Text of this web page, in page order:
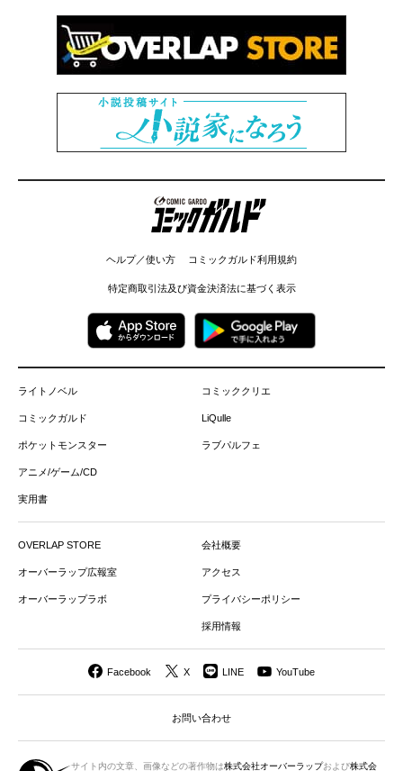
コミックガルド
ヘルプ／使い方 コミックガルド利用規約
特定商取引法及び資金決済法に基づく表示
ライトノベル
コミックガルド
ポケットモンスター
アニメ/ゲーム/CD
実用書
コミッククリエ
LiQulle
ラブパルフェ
OVERLAP STORE
オーバーラップ広報室
オーバーラップラボ
会社概要
アクセス
プライバシーポリシー
採用情報
Facebook X LINE YouTube
お問い合わせ
サイト内の文章、画像などの著作物は株式会社オーバーラップおよび株式会